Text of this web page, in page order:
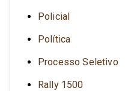
Policial
Política
Processo Seletivo
Rally 1500